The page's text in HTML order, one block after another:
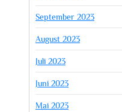
September 2023
August 2023
Juli 2023
Juni 2023
Mai 2023